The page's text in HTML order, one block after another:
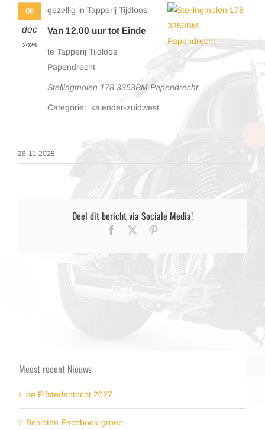
06
dec
2026
gezellig in Tapperij Tijdloos
Van 12.00 uur tot Einde
te Tapperij Tijdloos
Papendrecht
Stellingmolen 178 3353BM Papendrecht
Categorie: kalender-zuidwest
28-11-2025
Deel dit bericht via Sociale Media!
Facebook
Meest recent Nieuws
de Elfstedentocht 2027
Besloten Facebook-groep